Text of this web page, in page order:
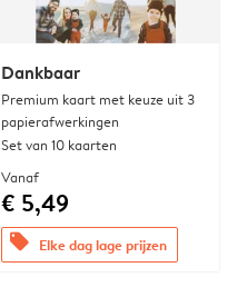
Dankbaar
Premium kaart met keuze uit 3
papierafwerkingen
Set van 10 kaarten
Vanaf
€ 5,49
offers Elke dag lage prijzen